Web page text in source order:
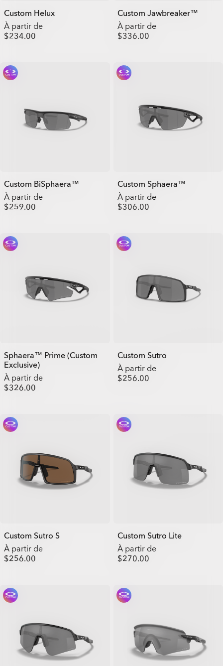
Custom Helux
À partir de
$234.00
Custom Jawbreaker™
À partir de
$336.00
Custom BiSphaera™
À partir de
$259.00
Custom Sphaera™
À partir de
$306.00
Sphaera™ Prime (Custom
Exclusive)
À partir de
$326.00
Custom Sutro
À partir de
$256.00
Custom Sutro S
À partir de
$256.00
Custom Sutro Lite
À partir de
$270.00